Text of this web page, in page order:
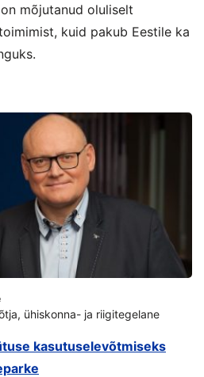
mõjutanud oluliselt
kuid pakub Eestile ka
kasutuselevõtmiseks
ühiskonna- ja riigitegelane